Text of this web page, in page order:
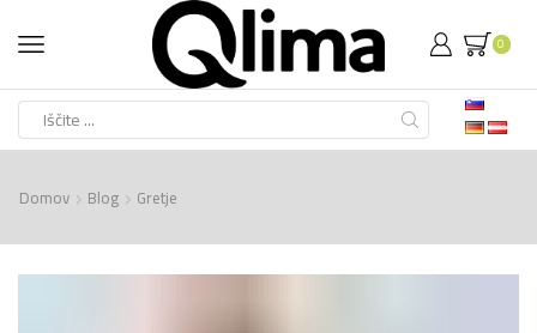
0
input
Domov Blog Gretje